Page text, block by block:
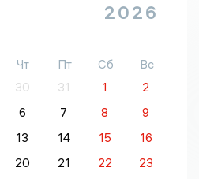
2026
Чт Пт Сб
Вс
30 31 1
2
6 7 8
9
13 14 15
16
20 21 22
23